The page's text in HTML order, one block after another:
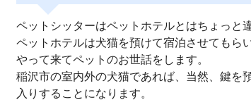
ペットシッターはペットホテルとはちょっと
ペットホテルは犬猫を預けて宿泊させてもら
やって来てペットのお世話をします。
稲沢市の室内外の犬猫であれば、当然、鍵を
入りすることになります。